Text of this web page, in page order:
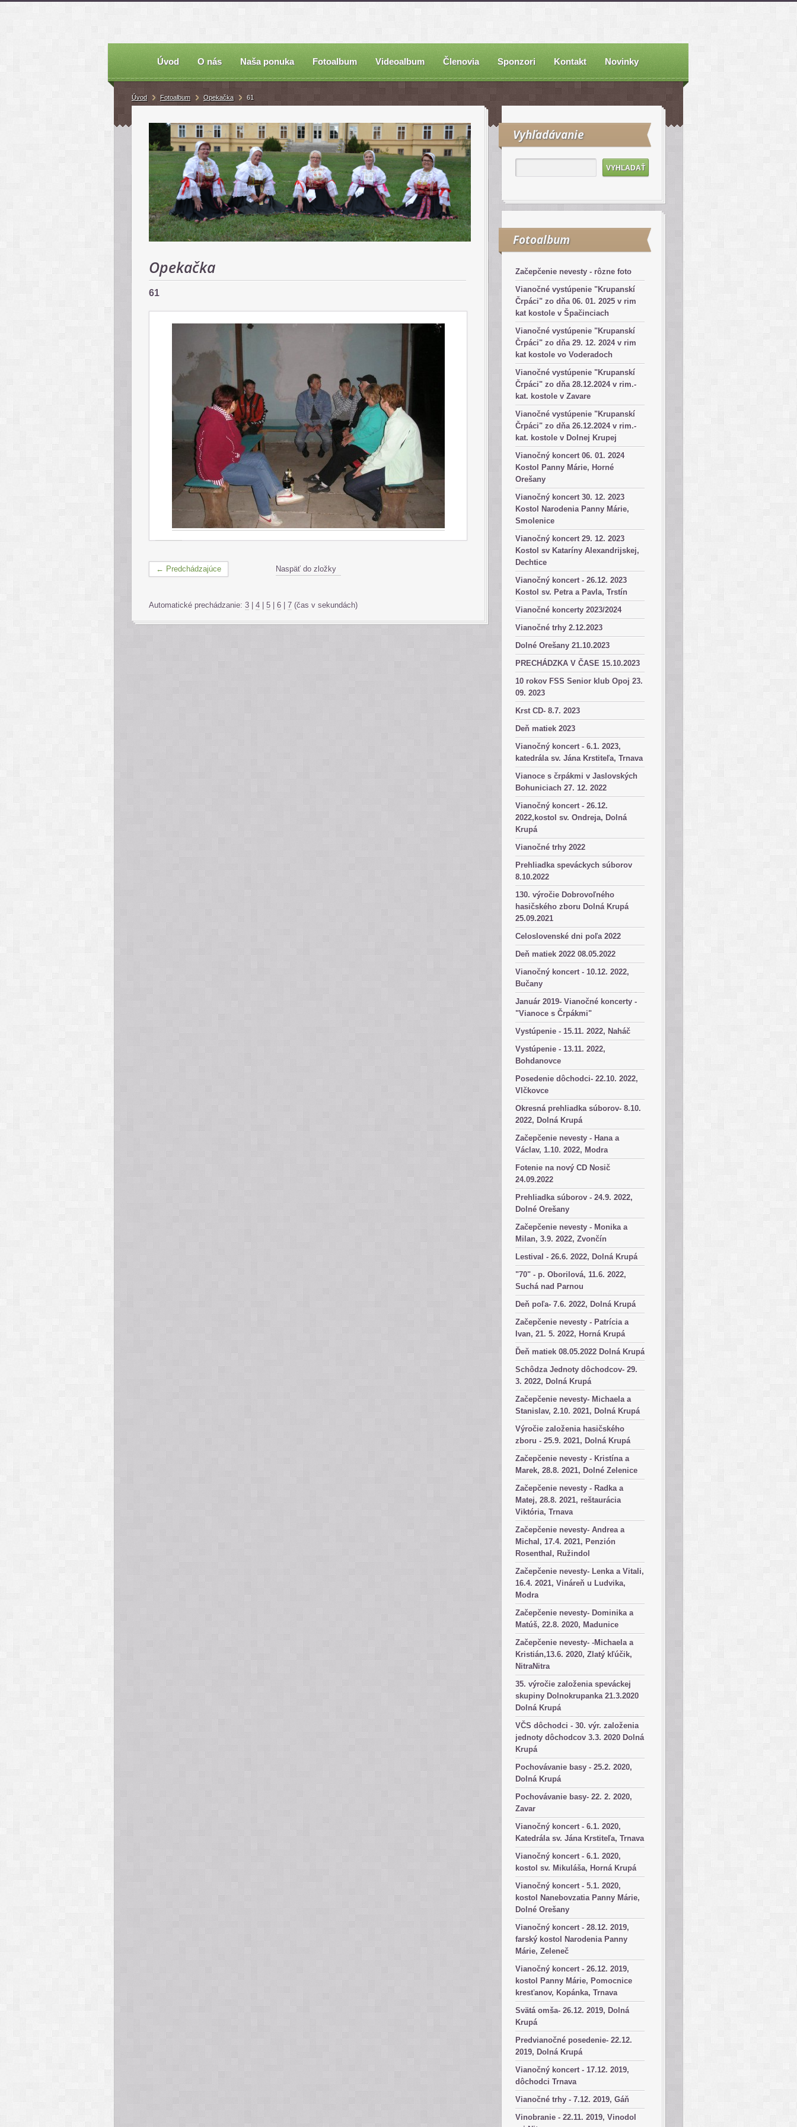
Úvod O nás Naša ponuka Fotoalbum Videoalbum Členovia Sponzori Kontakt Novinky
Vyhľadávanie
Fotoalbum
Začepčenie nevesty - rôzne foto
Vianočné vystúpenie "Krupanskí
Črpáci" zo dňa 06. 01. 2025 v rim
kat kostole v Špačinciach
Vianočné vystúpenie "Krupanskí
Črpáci" zo dňa 29. 12. 2024 v rim
kat kostole vo Voderadoch
Vianočné vystúpenie "Krupanskí
Črpáci" zo dňa 28.12.2024 v rim.-
kat. kostole v Zavare
Vianočné vystúpenie "Krupanskí
Črpáci" zo dňa 26.12.2024 v rim.-
kat. kostole v Dolnej Krupej
Vianočný koncert 06. 01. 2024
Kostol Panny Márie, Horné
Orešany
Vianočný koncert 30. 12. 2023
Kostol Narodenia Panny Márie,
Smolenice
Vianočný koncert 29. 12. 2023
Kostol sv Kataríny Alexandrijskej,
Dechtice
Vianočný koncert - 26.12. 2023
Kostol sv. Petra a Pavla, Trstín
Vianočné koncerty 2023/2024
Vianočné trhy 2.12.2023
Dolné Orešany 21.10.2023
PRECHÁDZKA V ČASE 15.10.2023
10 rokov FSS Senior klub Opoj 23.
09. 2023
Krst CD- 8.7. 2023
Deň matiek 2023
Vianočný koncert - 6.1. 2023,
katedrála sv. Jána Krstiteľa, Trnava
Vianoce s črpákmi v Jaslovských
Bohuniciach 27. 12. 2022
Vianočný koncert - 26.12.
2022,kostol sv. Ondreja, Dolná
Krupá
Vianočné trhy 2022
Prehliadka speváckych súborov
8.10.2022
130. výročie Dobrovoľného
hasičského zboru Dolná Krupá
25.09.2021
Celoslovenské dni poľa 2022
Deň matiek 2022 08.05.2022
Vianočný koncert - 10.12. 2022,
Bučany
Január 2019- Vianočné koncerty -
"Vianoce s Črpákmi"
Vystúpenie - 15.11. 2022, Naháč
Vystúpenie - 13.11. 2022,
Bohdanovce
Posedenie dôchodci- 22.10. 2022,
Vlčkovce
Okresná prehliadka súborov- 8.10.
2022, Dolná Krupá
Začepčenie nevesty - Hana a
Václav, 1.10. 2022, Modra
Fotenie na nový CD Nosič
24.09.2022
Prehliadka súborov - 24.9. 2022,
Dolné Orešany
Začepčenie nevesty - Monika a
Milan, 3.9. 2022, Zvončín
Lestival - 26.6. 2022, Dolná Krupá
"70" - p. Oborilová, 11.6. 2022,
Suchá nad Parnou
Deň poľa- 7.6. 2022, Dolná Krupá
Začepčenie nevesty - Patrícia a
Ivan, 21. 5. 2022, Horná Krupá
Ďeň matiek 08.05.2022 Dolná Krupá
Schôdza Jednoty dôchodcov- 29.
3. 2022, Dolná Krupá
Začepčenie nevesty- Michaela a
Stanislav, 2.10. 2021, Dolná Krupá
Výročie založenia hasičského
zboru - 25.9. 2021, Dolná Krupá
Začepčenie nevesty - Kristína a
Marek, 28.8. 2021, Dolné Zelenice
Začepčenie nevesty - Radka a
Matej, 28.8. 2021, reštaurácia
Viktória, Trnava
Začepčenie nevesty- Andrea a
Michal, 17.4. 2021, Penzión
Rosenthal, Ružindol
Začepčenie nevesty- Lenka a Vitali,
16.4. 2021, Vináreň u Ludvika,
Modra
Začepčenie nevesty- Dominika a
Matúš, 22.8. 2020, Madunice
Začepčenie nevesty- -Michaela a
Kristián,13.6. 2020, Zlatý kľúčik,
NitraNitra
35. výročie založenia speváckej
skupiny Dolnokrupanka 21.3.2020
Dolná Krupá
VČS dôchodci - 30. výr. založenia
jednoty dôchodcov 3.3. 2020 Dolná
Krupá
Pochovávanie basy - 25.2. 2020,
Dolná Krupá
Pochovávanie basy- 22. 2. 2020,
Zavar
Vianočný koncert - 6.1. 2020,
Katedrála sv. Jána Krstiteľa, Trnava
Vianočný koncert - 6.1. 2020,
kostol sv. Mikuláša, Horná Krupá
Vianočný koncert - 5.1. 2020,
kostol Nanebovzatia Panny Márie,
Dolné Orešany
Vianočný koncert - 28.12. 2019,
farský kostol Narodenia Panny
Márie, Zeleneč
Vianočný koncert - 26.12. 2019,
kostol Panny Márie, Pomocnice
kresťanov, Kopánka, Trnava
Svätá omša- 26.12. 2019, Dolná
Krupá
Predvianočné posedenie- 22.12.
2019, Dolná Krupá
Vianočný koncert - 17.12. 2019,
dôchodci Trnava
Vianočné trhy - 7.12. 2019, Gáň
Vinobranie - 22.11. 2019, Vinodol
Úvod Fotoalbum Opekačka 61
Opekačka
61
← Predchádzajúce Naspäť do zložky
Automatické prechádzanie: 3 4 5 6 7 (čas v sekundách)